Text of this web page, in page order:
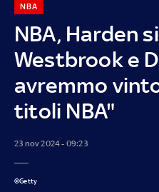
NBA, Harden
Westbrook e
avremmo
titoli NBA"
NBA
23 nov 2024 - 09:23
©Getty